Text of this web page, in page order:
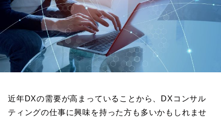
近年DXの需要が高まっていることから、DXコンサル
ティングの仕事に興味を持った方も多いかもしれませ